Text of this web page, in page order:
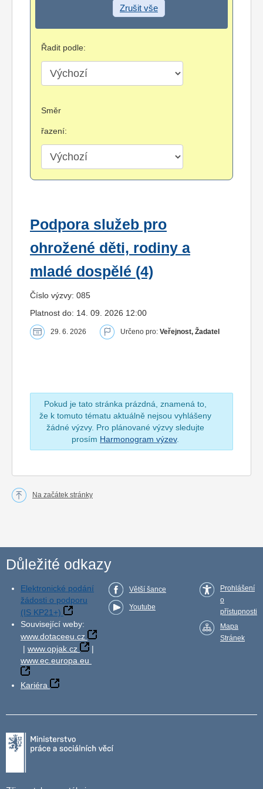
Zrušit vše
Řadit podle:
Směr
řazení:
Podpora služeb pro
ohrožené děti, rodiny a
mladé dospělé (4)
Číslo výzvy: 085
Platnost do: 14. 09. 2026 12:00
29. 6. 2026 Určeno pro: Veřejnost, Žadatel
Pokud je tato stránka prázdná, znamená to,
že k tomuto tématu aktuálně nejsou vyhlášeny
žádné výzvy. Pro plánované výzvy sledujte
prosím Harmonogram výzev.
Na začátek stránky
Důležité odkazy
Elektronické podání
žádosti o podporu
(IS KP21+)
Související weby:
www.dotaceeu.cz
| www.opjak.cz
|
www.ec.europa.eu
Kariéra
Větší šance
Youtube
Prohlášení
o
přístupnosti
Mapa
Stránek